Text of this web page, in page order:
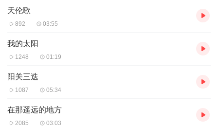
天伦歌
892 03:55
我的太阳
1248 01:19
阳关三迭
1087 05:34
在那遥远的地方
2085 03:03